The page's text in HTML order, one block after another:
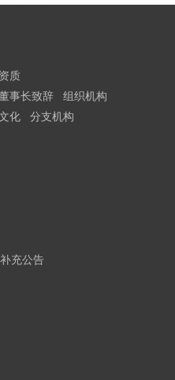
质
事长致辞
组织机构
化
分支机构
补充公告